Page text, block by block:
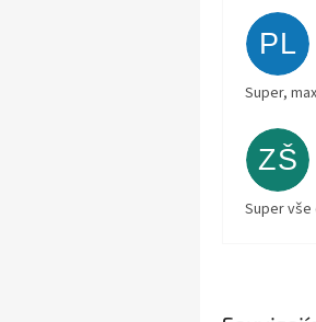
PL
Super,
ZŠ
Super vše